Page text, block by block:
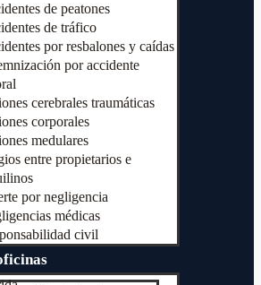
de peatones
de tráfico
por resbalones y caídas
por accidente
cerebrales traumáticas
corporales
medulares
entre propietarios e
por negligencia
médicas
civil